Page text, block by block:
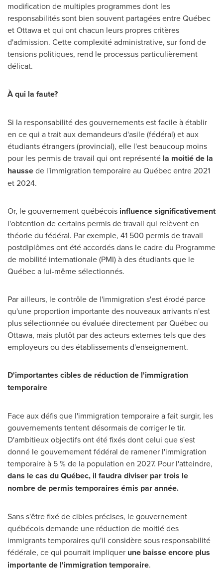
modification de multiples programmes dont les
responsabilités sont bien souvent partagées entre Québec
etOttawaet qui ont chacun leurs propres critères
d'admission. Cette complexité administrative, sur fond de
tensions politiques, rend le processus particulièrement
délicat.
À qui la faute?
Si la responsabilité des gouvernements est facile à établir
en ce qui a trait aux demandeurs d'asile (fédéral) et aux
étudiants étrangers (provincial), elle l'est beaucoup moins
pour les permis de travail qui ont représenté la moitié de la
haussede l'immigration temporaire au Québec entre2021
et2024.
Or, le gouvernement québécois influence significativement
l'obtention de certains permis de travail qui relèvent en
théorie du fédéral. Par exemple, 41 500 permis de travail
postdiplômes ont été accordés dans le cadre du Programme
de mobilité internationale (PMI) à des étudiants que le
Québec a lui-même sélectionnés.
Par ailleurs, le contrôle de l'immigration s'est érodé parce
qu'une proportion importante des nouveaux arrivants n'est
plus sélectionnée ou évaluée directement par Québec ou
Ottawa, mais plutôt par des acteurs externes tels que des
employeurs ou des établissements d'enseignement.
D'importantes cibles de réduction de l'immigration
temporaire
Face aux défis que l'immigration temporaire a fait surgir, les
gouvernements tentent désormais de corriger le tir.
D'ambitieux objectifs ont été fixés dont celui que s'est
donné le gouvernement fédéral de ramener l'immigration
temporaire à 5 % de la population en 2027. Pour l'atteindre,
dans le cas du Québec, il faudra diviser par trois le
nombre de permis temporaires émis par année.
Sans s'être fixé de cibles précises, le gouvernement
québécois demande une réduction de moitié des
immigrants temporaires qu'il considère sous responsabilité
fédérale, ce qui pourrait impliquer une baisse encore plus
importante de l'immigration temporaire.